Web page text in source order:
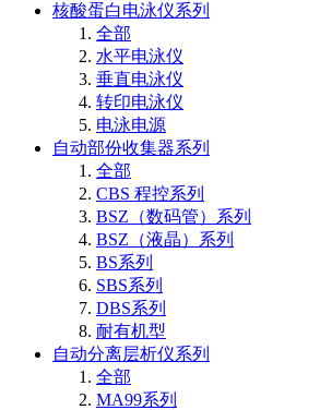
核酸蛋白电泳仪系列
全部
水平电泳仪
垂直电泳仪
转印电泳仪
电泳电源
自动部份收集器系列
全部
CBS 程控系列
BSZ（数码管）系列
BSZ（液晶）系列
BS系列
SBS系列
DBS系列
耐有机型
自动分离层析仪系列
全部
MA99系列